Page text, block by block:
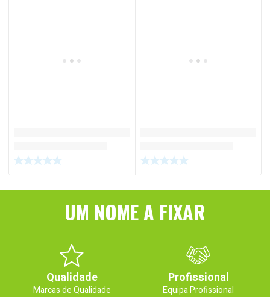
UM NOME A FIXAR
Qualidade
Marcas de Qualidade
Profissional
Equipa Profissional